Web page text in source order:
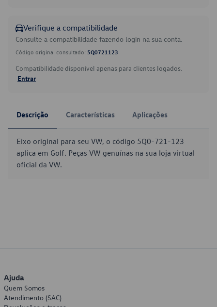
Verifique a compatibilidade
Consulte a compatibilidade fazendo login na sua conta.
Código original consultado: 5Q0721123
Compatibilidade disponível apenas para clientes logados.
Entrar
Descrição Características Aplicações
Eixo original para seu VW, o código 5Q0-721-123
aplica em Golf. Peças VW genuínas na sua loja virtual
oficial da VW.
Ajuda
Quem Somos
Atendimento (SAC)